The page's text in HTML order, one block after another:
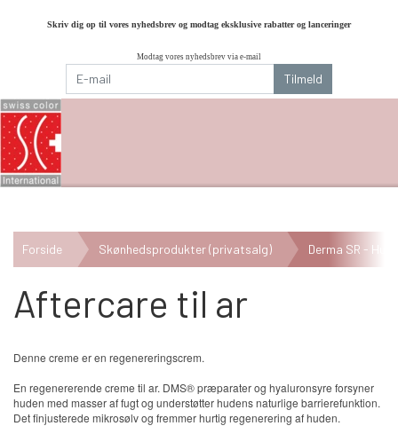
Skriv dig op til vores nyhedsbrev og modtag eksklusive rabatter og lanceringer
Modtag vores nyhedsbrev via e-mail
Tilmeld
Forside Skønhedsprodukter (privatsalg) Derma SR -
Aftercare til ar
Denne creme er en regenereringscrem.
En regenererende creme til ar. DMS® præparater og hyaluronsyre forsyner
huden med masser af fugt og understøtter hudens naturlige barrierefunktion.
Det finjusterede mikrosølv og fremmer hurtig regenerering af huden.